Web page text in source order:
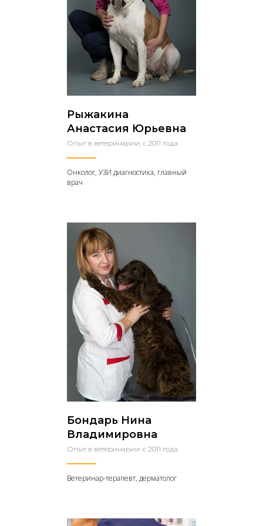
и жизнь своего питомца.
Больше о ветеринарной клинике
Рыжакина
Анастасия Юрьевна
Опыт в ветеринарии: с 2011 года
Онколог, УЗИ диагностика, главный
врач
Бондарь Нина
Владимировна
Опыт в ветеринарии: с 2011 года
Ветеринар-терапевт, дерматолог